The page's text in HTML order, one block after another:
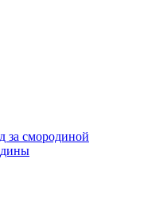
за смородиной